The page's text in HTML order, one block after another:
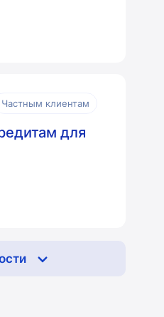
Частным клиентам
для